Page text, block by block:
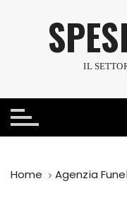
a
IL
Home Agenzia